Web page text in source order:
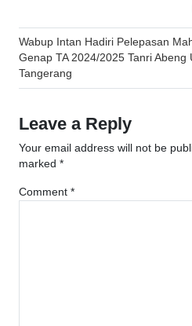
Post
navigation
Wabup Intan Hadiri Pelepasan
Genap TA 2024/2025 Tanri Abeng
Tangerang
Leave a Reply
Your email address will not be
marked *
Comment *